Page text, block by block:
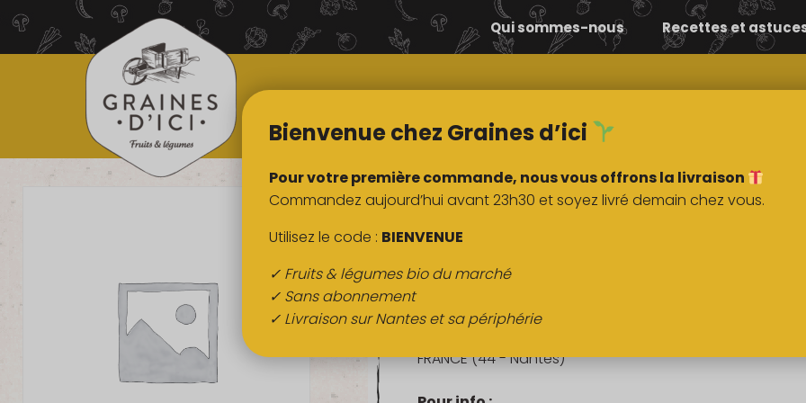
TOUS NOS
Comment ça
marche ?
Nos
Qui sommes-nous Recettes et
DESCRIPTION
Framboisier « Golden Queen »
FRANCE (44 - Nantes)
Bienvenue chez Graines d’ici
Pour votre première commande, nous vous offrons la livraison
Commandez aujourd’hui avant 23h30 et soyez livré demain chez vous.
Utilisez le code : BIENVENUE
✓ Fruits & légumes bio du marché
✓ Sans abonnement
✓ Livraison sur Nantes et sa périphérie